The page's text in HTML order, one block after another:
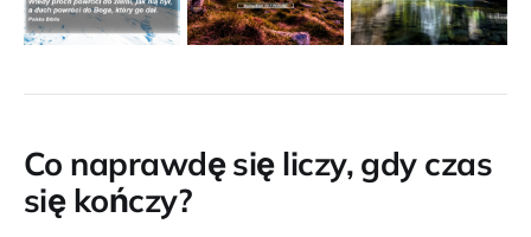
Co naprawdę się liczy, gdy czas
się kończy?